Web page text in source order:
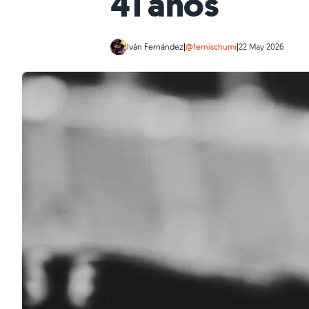
Iván Fernández|@fernischumi|22 May 2026